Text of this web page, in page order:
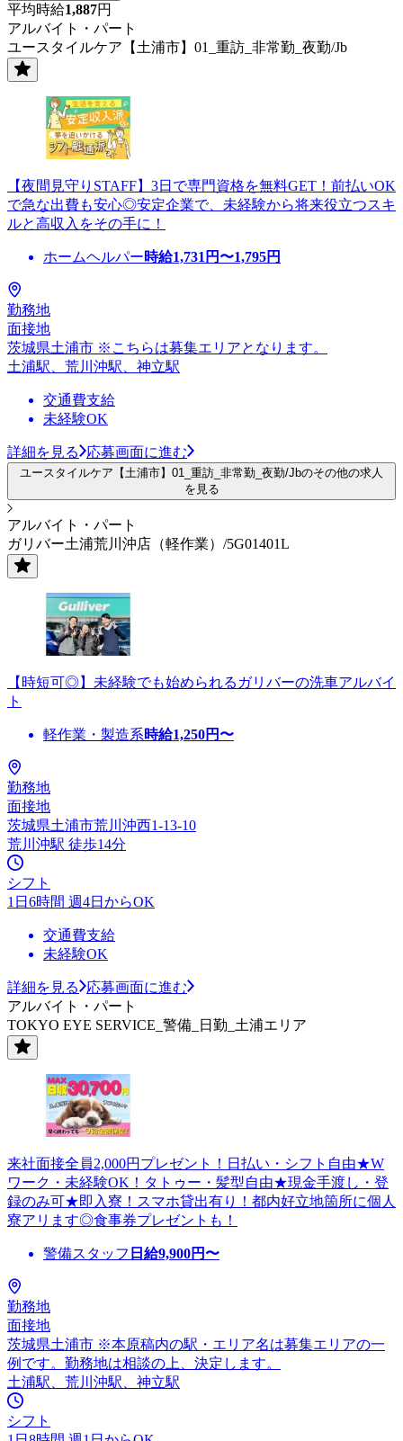
平均時給1,887円
アルバイト・パート
ユースタイルケア【土浦市】01_重訪_非常勤_夜勤/Jb
【夜間見守りSTAFF】3日で専門資格を無料GET！前払いOK
で急な出費も安心◎安定企業で、未経験から将来役立つスキ
ルと高収入をその手に！
ホームヘルパー時給1,731 円〜1,795円
勤務地
面接地
茨城県土浦市 ※こちらは募集エリアとなります。
土浦駅、荒川沖駅、神立駅
交通費支給
未経験OK
詳細を見る 応募画面に進む
ユースタイルケア【土浦市】01_重訪_非常勤_夜勤/Jbのその他の求人
を見る
アルバイト・パート
ガリバー土浦荒川沖店（軽作業）/5G01401L
【時短可◎】未経験でも始められるガリバーの洗車アルバイ
ト
軽作業・製造系時給1,250円〜
勤務地
面接地
茨城県土浦市荒川沖西1-13-10
荒川沖駅 徒歩14分
シフト
1日6時間 週4日からOK
交通費支給
未経験OK
詳細を見る
応募画面に進む
アルバイト・パート
TOKYO EYE SERVICE_警備_日勤_土浦エリア
来社面接全員2,000円プレゼント！日払い・シフト自由★W
ワーク・未経験OK！タトゥー・髪型自由★現金手渡し・登
録のみ可★即入寮！スマホ貸出有り！都内好立地箇所に個人
寮アリます◎食事券プレゼントも！
警備スタッフ 日給9,900円〜
勤務地
面接地
茨城県土浦市 ※本原稿内の駅・エリア名は募集エリアの一
例です。勤務地は相談の上、決定します。
土浦駅、荒川沖駅、神立駅
シフト